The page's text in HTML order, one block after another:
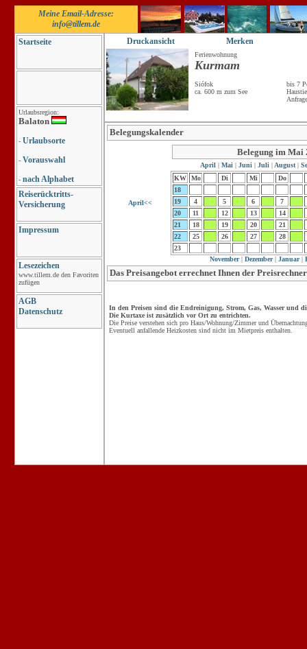
Meine Email-Adresse:
info@tillem.de
Startseite
Urlaubsregion:
Balaton
- Urlaubsorte
- Vorauswahl
-nach Alphabet
Reiserücktritts-
Versicherung
Impressum
Lesezeichen
www.tillem.de den Favoriten
zufügen
AGB
Datenschutz
Druckansicht Merken
Ferienwohnung
Kurmam
Siófok
ca. 600 m zum See
bis 7
Belegungskalender
April<<
Belegung im Mai
April| Mai| Juni| Juli| August|
KW
Mo Di Mi
Do
18
19
4 5 6
7
20
11 12 13
14
21
18 19 20
21
22
25 26 27
28
23
November| Dezember| Januar|
Das Preisangebot errechnet Ihnen der
In den Preisen sind die Endreinigung, Strom, Gas, Wasser und
Die Kurtaxe ist zusätzlich vor Ort zu entrichten.
Die Preise verstehen sich pro Haus/Wohnung/Zimmer und
Eventuell anfallende Heizkosten sind nicht im Mietpreis enthalten.